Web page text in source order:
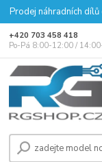
Prodej náhradních
+420 703 458 418
Po-Pá 8:00-12:00 /